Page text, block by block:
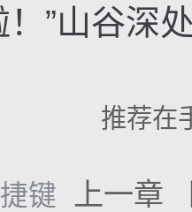
”山谷深
推荐在
键 上一章